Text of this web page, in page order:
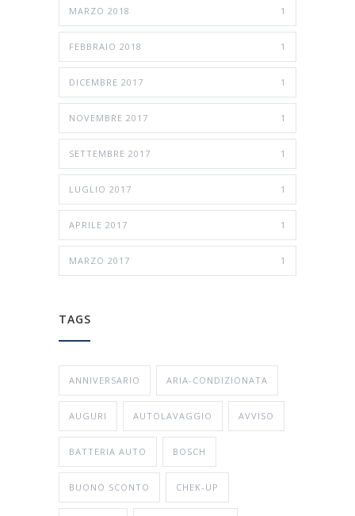
MARZO 2018 1
FEBBRAIO 2018 1
DICEMBRE 2017 1
NOVEMBRE 2017 1
SETTEMBRE 2017 1
LUGLIO 2017 1
APRILE 2017 1
MARZO 2017 1
TAGS
ANNIVERSARIO ARIA-CONDIZIONATA
AUGURI AUTOLAVAGGIO AVVISO
BATTERIA AUTO BOSCH
BUONO SCONTO CHEK-UP